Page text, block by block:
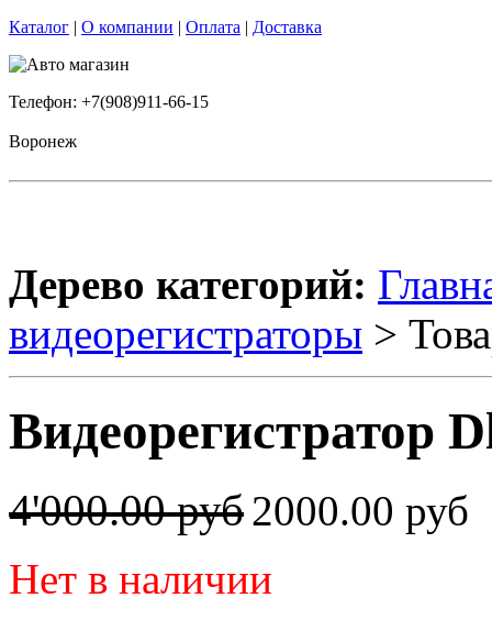
Каталог | О компании | Оплата | Доставка
Телефон: +7(908)911-66-15
Воронеж
Дерево категорий:
видеорегистраторы >
Видеорегистратор
4'000.00 руб2000.00 руб
Нет в наличии